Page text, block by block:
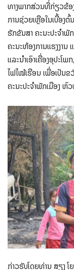
ທາງພາກສ່ວນທີ່ກ່ຽວຂ້
ການຊ່ວຍເຫຼືອໃນເບື້ອ
ຮັກຂັນສາ ຄະນະປະຈໍາພັ
ຄະນະຫ້ອງການແຮງງານ
ແລະນຳເອົາເຄື່ອງອຸປະໂ
ໄຟໄໝ້ເຮືອນ ເພື່ອເປັນຂ
ຄະນະປະຈໍາພັກເມືອງ ຫົ
ກ່າວຮັບໂດຍທ່ານ ສຽງ